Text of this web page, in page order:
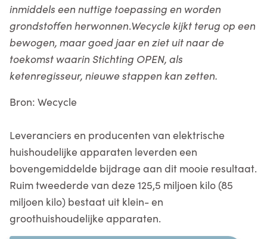
inmiddels een nuttige toepassing en worden
grondstoffen herwonnen.Wecycle kijkt terug op een
bewogen, maar goed jaar en ziet uit naar de
toekomst waarin Stichting OPEN, als
ketenregisseur, nieuwe stappen kan zetten.
Bron: Wecycle
Leveranciers en producenten van elektrische
huishoudelijke apparaten leverden een
bovengemiddelde bijdrage aan dit mooie resultaat.
Ruim tweederde van deze 125,5 miljoen kilo (85
miljoen kilo) bestaat uit klein- en
groothuishoudelijke apparaten.